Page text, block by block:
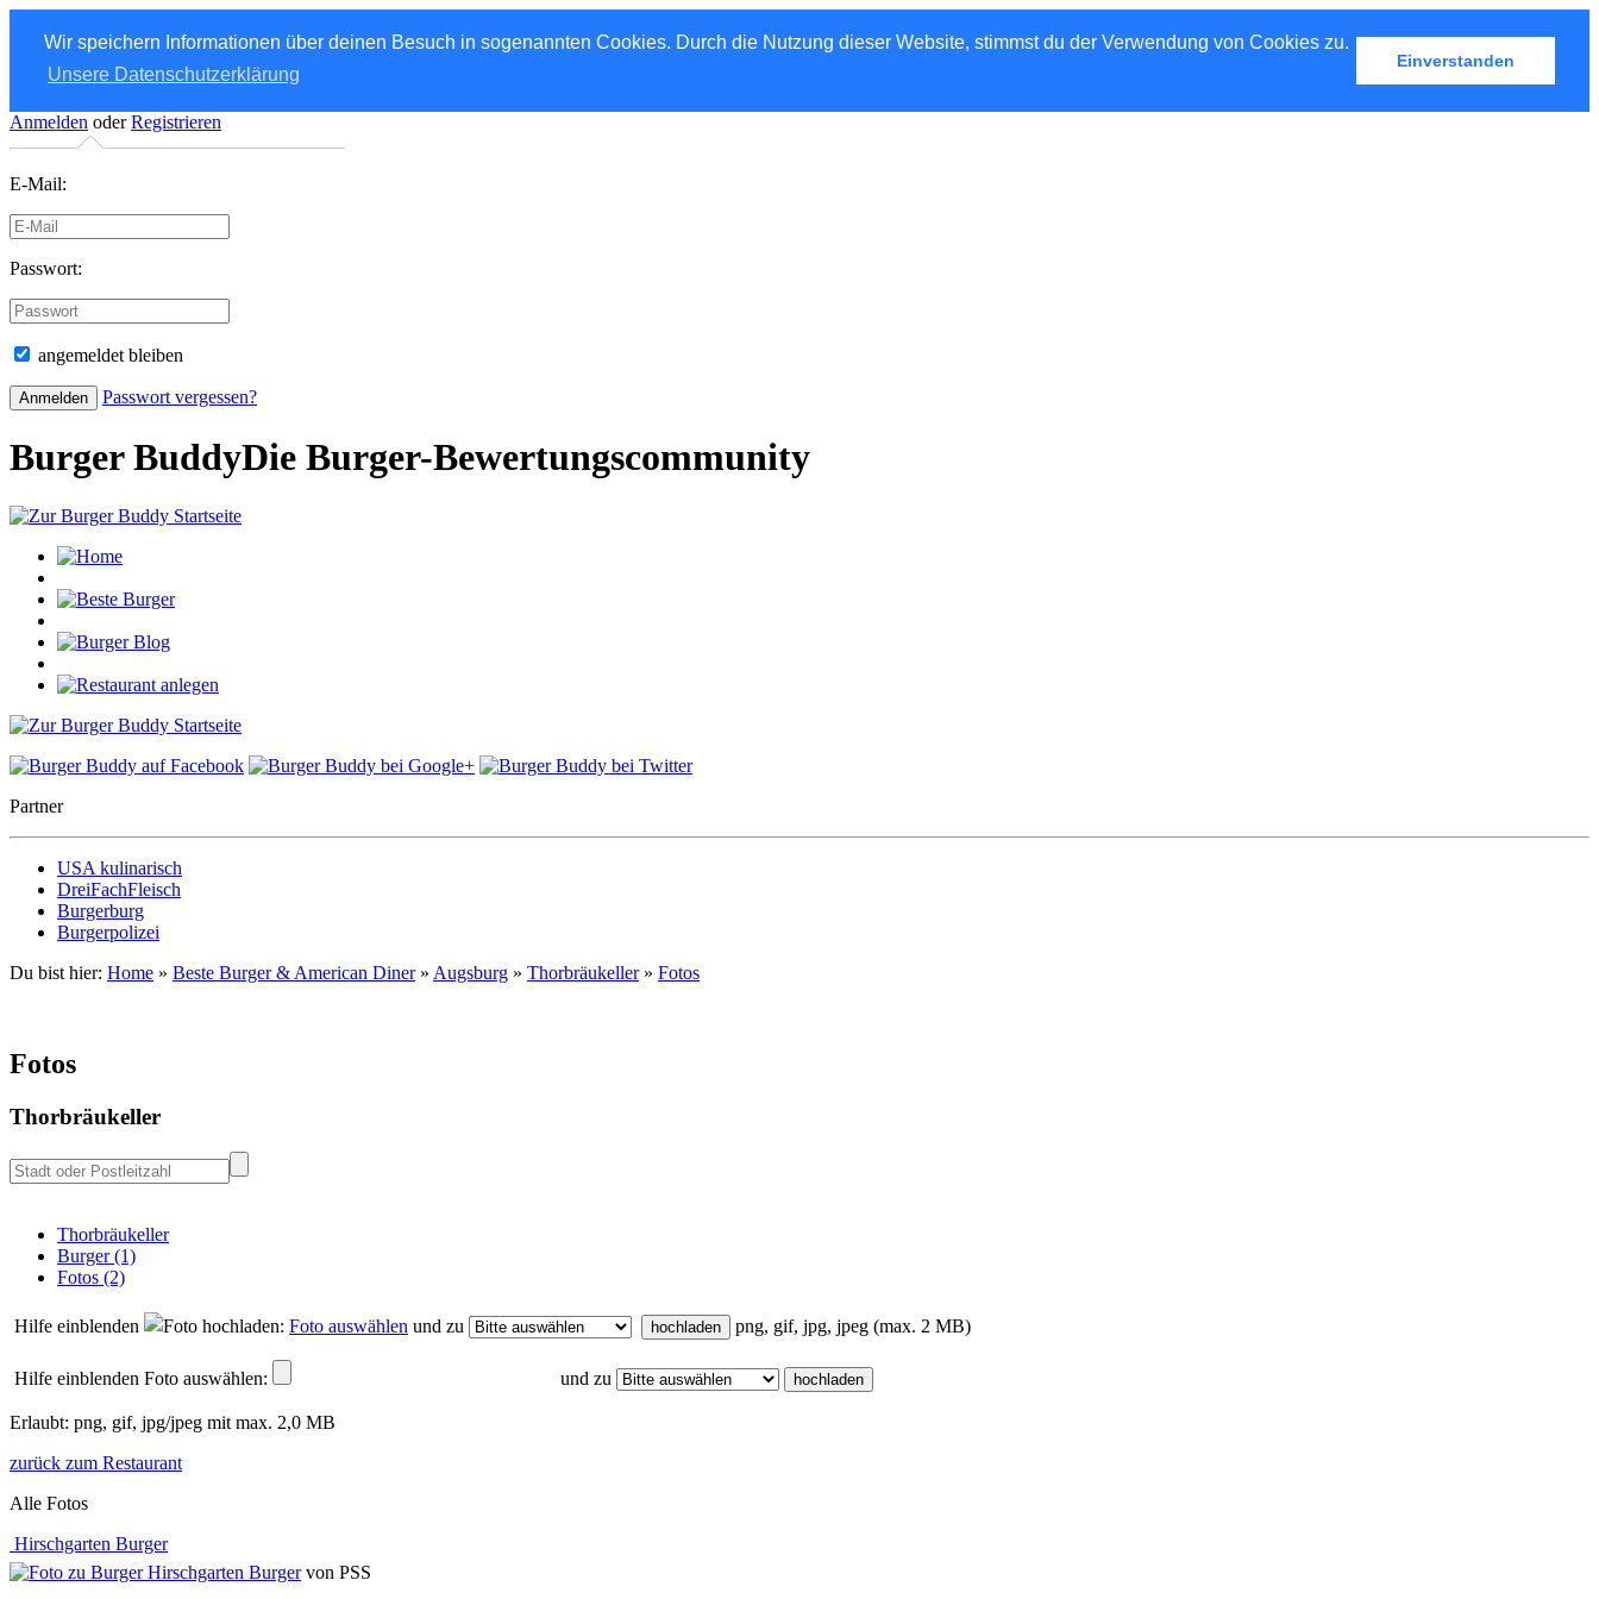
Wir speichern Informationen über deinen Besuch in sogenannten Cookies. Durch die Nutzung dieser Website, stimmst du der Verwendung von Cookies zu.
Unsere Datenschutzerklärung
Einverstanden
Anmelden oder Registrieren
E-Mail:
Passwort:
angemeldet bleiben
Passwort vergessen?
Burger BuddyDie Burger-Bewertungscommunity
Partner
USA kulinarisch
DreiFachFleisch
Burgerburg
Burgerpolizei
Du bist hier: Home » Beste Burger & American Diner» Augsburg » Thorbräukeller» Fotos
Fotos
Thorbräukeller
Thorbräukeller
Burger (1)
Fotos (2)
Hilfe einblenden Foto auswählen und zu png, gif, jpg, jpeg (max. 2 MB)
Hilfe einblenden Foto auswählen: und zu
Erlaubt: png, gif, jpg/jpeg mit max. 2,0 MB
zurück zum Restaurant
Alle Fotos
Hirschgarten Burger
von PSS